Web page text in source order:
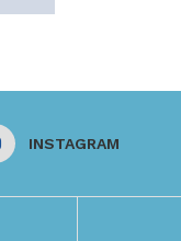
INSTAGRAM